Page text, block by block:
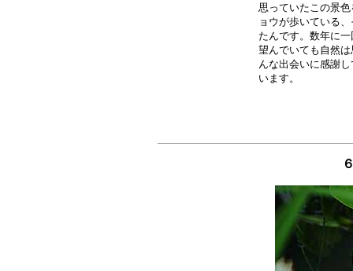
思っていたこの景
ョウが歩いている
たんです。数年に
望んでいても自然
んな出会いに感謝